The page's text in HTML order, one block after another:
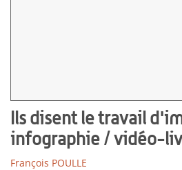
Ils disent le travail
infographie / vidéo-
François POULLE